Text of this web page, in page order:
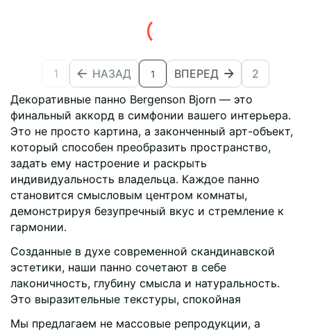
1 НАЗАД 1 ВПЕРЕД
2
Декоративные панно Bergenson Bjorn — это
финальный аккорд в симфонии вашего интерьера.
Это не просто картина, а законченный арт-объект,
который способен преобразить пространство,
задать ему настроение и раскрыть
индивидуальность владельца. Каждое панно
становится смысловым центром комнаты,
демонстрируя безупречный вкус и стремление к
гармонии.
Созданные в духе современной скандинавской
эстетики, наши панно сочетают в себе
лаконичность, глубину смысла и натуральность.
Это выразительные текстуры, спокойная
Мы предлагаем не массовые репродукции, а